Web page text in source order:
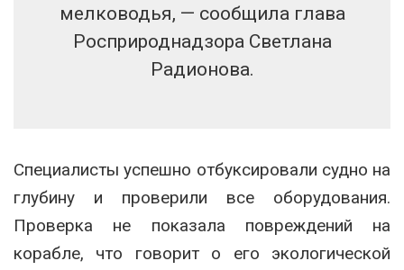
мелководья, — сообщила глава
Росприроднадзора Светлана
Радионова.
Специалисты успешно отбуксировали судно на
глубину и проверили все оборудования.
Проверка не показала повреждений на
корабле, что говорит о его экологической